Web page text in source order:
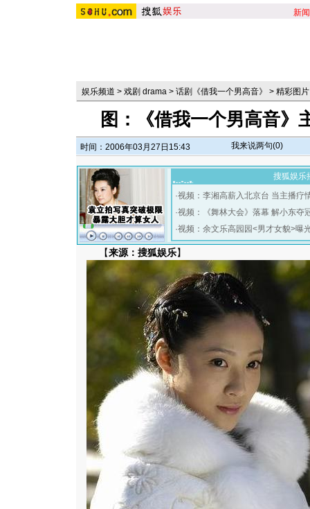
新闻
娱乐频道 > 戏剧 drama > 话剧《借我一个男高音》 > 精彩图片
图：《借我一个男高音
时间：2006年03月27日15:43 我来说两句(0)
搜狐娱乐
·视频：李湘高薪入北京台 当主播疗
·视频：《舞林大会》落幕 解小东夺
·视频：余文乐高园园<男才女貌>曝
【来源：搜狐娱乐】